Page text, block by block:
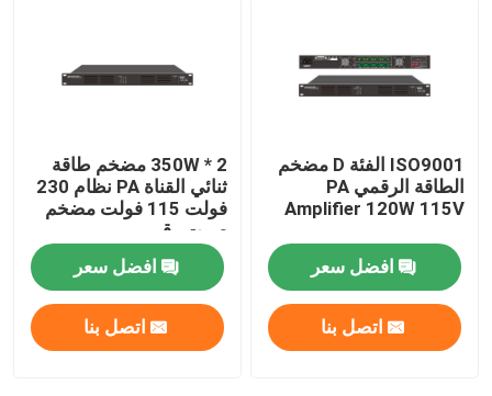
ISO9001 الفئة D مضخم
الطاقة الرقمي PA
Amplifier 120W 115V
افضل سعر
اتصل بنا
2 * 350W مضخم طاقة
ثنائي القناة PA نظام 230
فولت 115 فولت مضخم
صوت رقمي
افضل سعر
اتصل بنا